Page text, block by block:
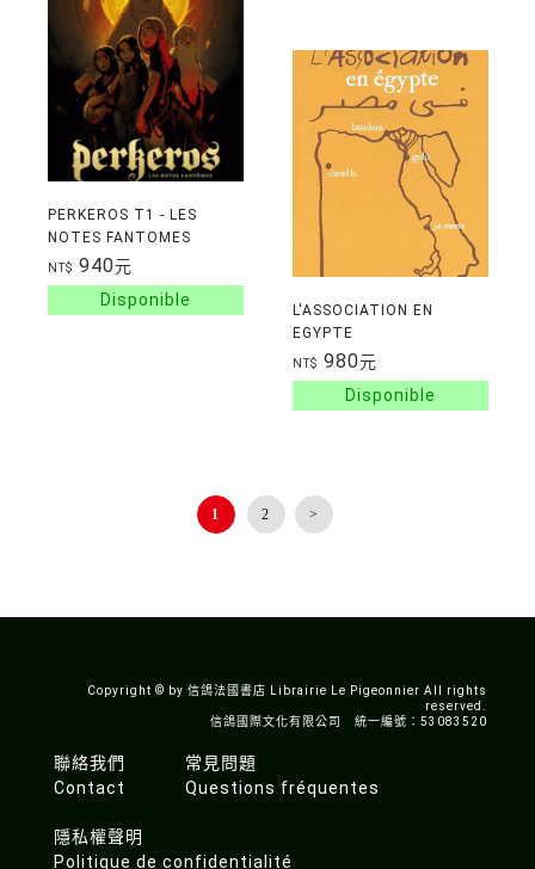
PERKEROS T1 - LES
NOTES FANTOMES
NT$ 940元
L'ASSOCIATION EN
EGYPTE
NT$ 980元
1 2 >
Copyright © by 信鴿法國書店 Librairie Le Pigeonnier All rights
reserved.
信鴿國際文化有限公司 統一編號：53083520
聯絡我們
Contact
常見問題
Questions fréquentes
隱私權聲明
Politique de confidentialité